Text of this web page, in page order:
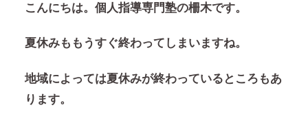
こんにちは。個人指導専門塾の柵木です。
夏休みももうすぐ終わってしまいますね。
地域によっては夏休みが終わっているところもあ
ります。